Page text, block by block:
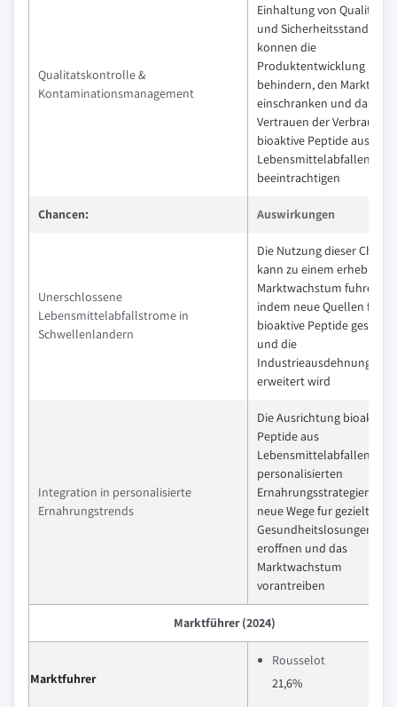
Qualitatskontrolle &
Kontaminationsmanagement
Einhaltung von Qualitats-
und Sicherheitsstandards
konnen die
Produktentwicklung
behindern, den
einschranken und das
Vertrauen der
bioaktive Peptide aus
Lebensmittelabfallen
beeintrachtigen
Chancen: Auswirkungen
Unerschlossene
Lebensmittelabfallstrome in
Schwellenlandern
Die Nutzung dieser
kann zu einem
Marktwachstum fuhren,
indem neue Quellen fur
bioaktive Peptide
und die
Industrieausdehnung
erweitert wird
Integration in personalisierte
Ernahrungstrends
Die Ausrichtung bioaktiver
Peptide aus
Lebensmittelabfallen mit
personalisierten
Ernahrungsstrategien
neue Wege fur gezielte
Gesundheitslosungen
eroffnen und das
Marktwachstum
vorantreiben
Marktführer (2024)
Marktfuhrer
Rousselot
21,6%